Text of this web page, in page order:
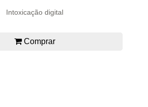
Intoxicação digital
Comprar